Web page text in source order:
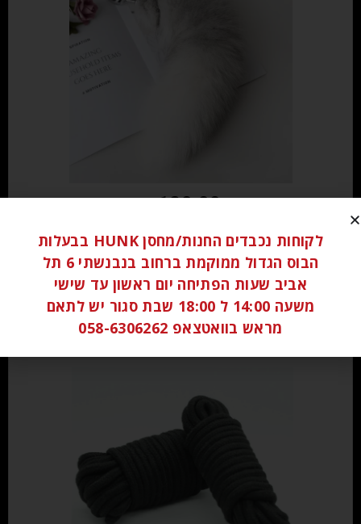
₪120.00
הוספה לסל
לקוחות נכבדים החנות/מחסן HUNK בבעלות
הבוס הגדול ממוקמת ברחוב בנבנשתי 6 תל
אביב שעות הפתיחה יום ראשון עד שישי
משעה 14:00 ל 18:00 שבת סגור יש לתאם
מראש בוואטצאפ 058-6306262